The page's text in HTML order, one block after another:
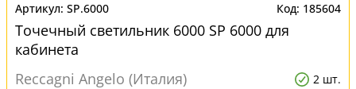
SP.6000 185604
Точечный светильник 6000 SP 6000 для
кабинета
Reccagni Angelo (Италия)
2 шт.